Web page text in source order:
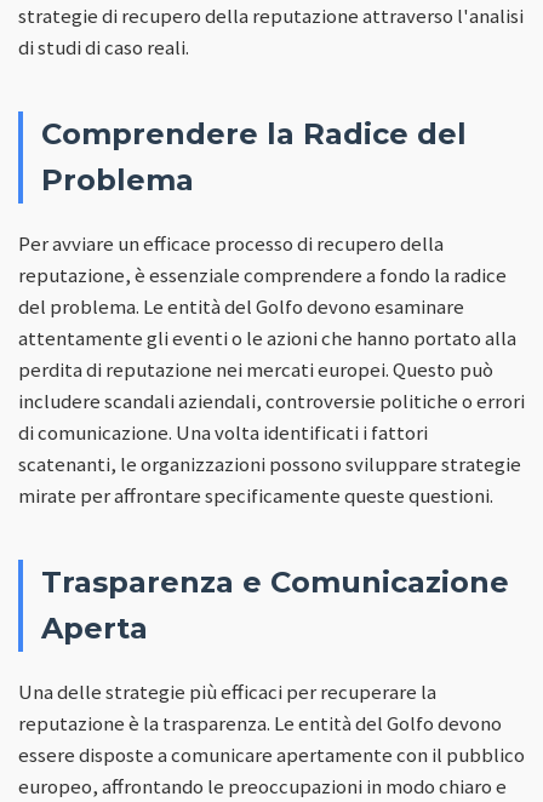
strategie di recupero della reputazione attraverso l'analisi
di studi di caso reali.
Comprendere la Radice del
Problema
Per avviare un efficace processo di recupero della
reputazione, è essenziale comprendere a fondo la radice
del problema. Le entità del Golfo devono esaminare
attentamente gli eventi o le azioni che hanno portato alla
perdita di reputazione nei mercati europei. Questo può
includere scandali aziendali, controversie politiche o errori
di comunicazione. Una volta identificati i fattori
scatenanti, le organizzazioni possono sviluppare strategie
mirate per affrontare specificamente queste questioni.
Trasparenza e Comunicazione
Aperta
Una delle strategie più efficaci per recuperare la
reputazione è la trasparenza. Le entità del Golfo devono
essere disposte a comunicare apertamente con il pubblico
europeo, affrontando le preoccupazioni in modo chiaro e